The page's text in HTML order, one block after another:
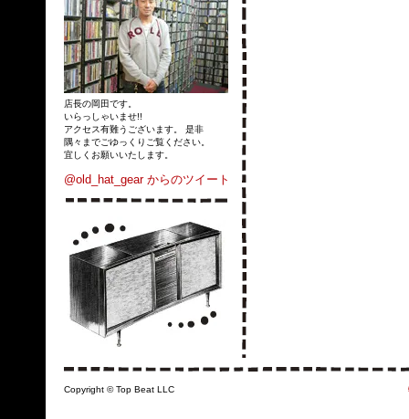
店長の岡田です。
いらっしゃいませ!!
アクセス有難うございます。 是非
隅々までごゆっくりご覧ください。
宜しくお願いいたします。
@old_hat_gear からのツイート
Copyright © Top Beat LLC